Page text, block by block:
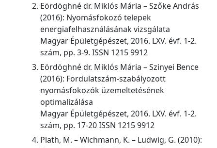
Eördöghné dr. Miklós Mária – Szőke András
(2016): Nyomásfokozó telepek
energiafelhasználásának vizsgálata
Magyar Épületgépészet, 2016. LXV. évf. 1-2.
szám, pp. 3-9. ISSN 1215 9912
Eördöghné dr. Miklós Mária – Szinyei Bence
(2016): Fordulatszám-szabályozott
nyomásfokozók üzemeltetésének
optimalizálása
Magyar Épületgépészet, 2016. LXV. évf. 1-2.
szám, pp. 17-20 ISSN 1215 9912
Plath, M. – Wichmann, K. – Ludwig, G. (2010):